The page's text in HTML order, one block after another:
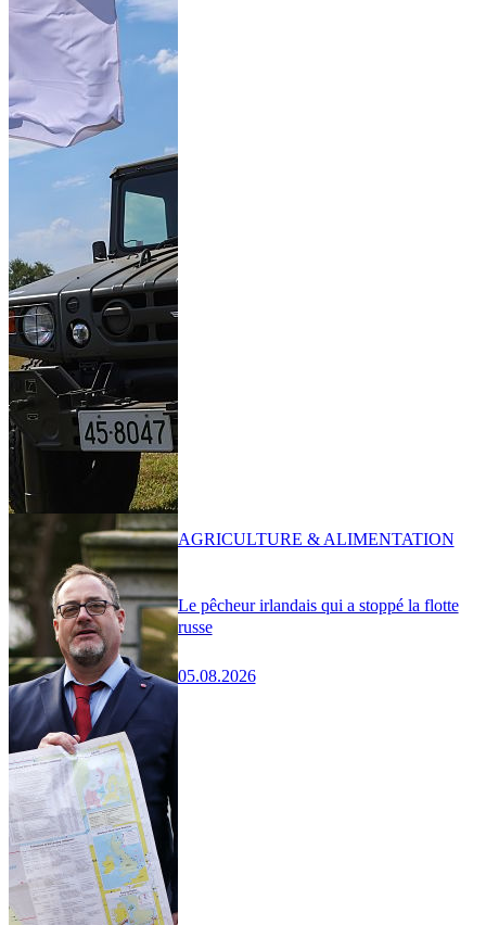
Le pêcheur irlandais qui a stoppé la flotte
russe
05.08.2026
AGRICULTURE & ALIMENTATION